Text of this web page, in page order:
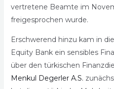
vertretene Beamte im
freigesprochen wurde.
Erschwerend hinzu kam in
Equity Bank ein sensibles
über den türkischen
Menkul Degerler A.S.